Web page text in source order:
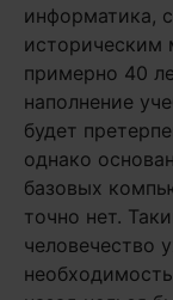
информатика,
историческим
примерно 40
наполнение
будет
однако
базовых
точно нет.
человечество